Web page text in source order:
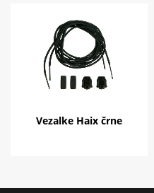
Vezalke Haix črne